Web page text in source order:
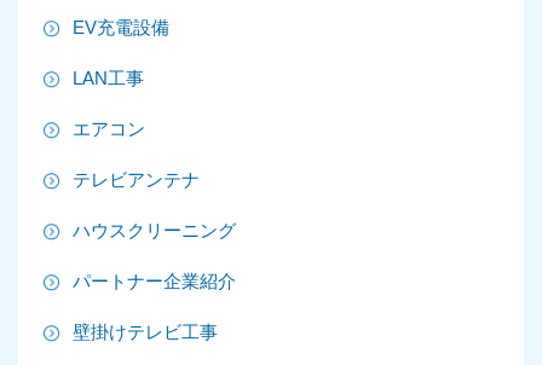
EV充電設備
LAN工事
エアコン
テレビアンテナ
ハウスクリーニング
パートナー企業紹介
壁掛けテレビ工事